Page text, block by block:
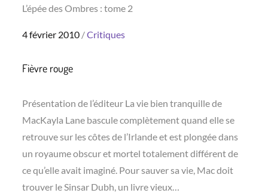
L’épée des Ombres : tome 2
Posted
4 février 2010 Critiques
Fièvre rouge
Présentation de l’éditeur La vie bien tranquille de
MacKayla Lane bascule complètement quand elle se
retrouve sur les côtes de l’Irlande et est plongée dans
un royaume obscur et mortel totalement différent de
ce qu’elle avait imaginé. Pour sauver sa vie, Mac doit
trouver le Sinsar Dubh, un livre vieux…